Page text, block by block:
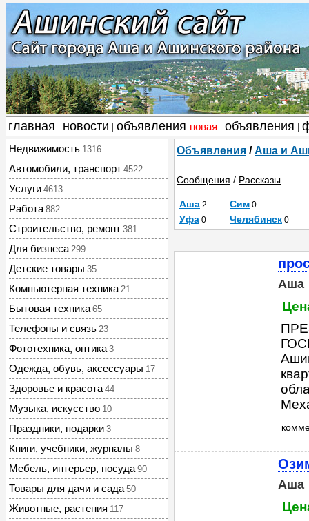
главная новости объявления новая объявления
Недвижимость 1316
Автомобили, транспорт 4522
Услуги 4613
Работа 882
Строительство, ремонт 381
Для бизнеса 299
Детские товары 35
Компьютерная техника 21
Бытовая техника 65
Телефоны и связь 23
Фототехника, оптика 3
Одежда, обувь, аксессуары 17
Здоровье и красота 44
Музыка, искусство 10
Праздники, подарки 3
Книги, учебники, журналы 8
Мебель, интерьер, посуда 90
Товары для дачи и сада 50
Животные, растения 117
Объявления /Аша и
Сообщения / Рассказы
Аша 2 Сим 0
Уфа 0 Челябинск 0
Аша
Аша